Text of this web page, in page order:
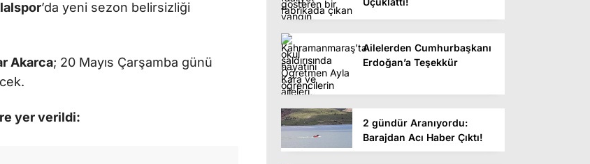
’da yeni sezon belirsizliği
Akarca; 20 Mayıs Çarşamba günü
yer verildi:
Ailelerden Cumhurbaşkanı
Erdoğan’a Teşekkür
2 gündür Aranıyordu:
Barajdan Acı Haber Çıktı!